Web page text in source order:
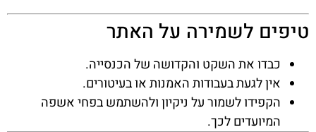
טיפים לשמירה על האתר
כבדו את השקט והקדושה של הכנסייה.
אין לגעת בעבודות האמנות או בעיטורים.
הקפידו לשמור על ניקיון ולהשתמש בפחי אשפה
המיועדים לכך.